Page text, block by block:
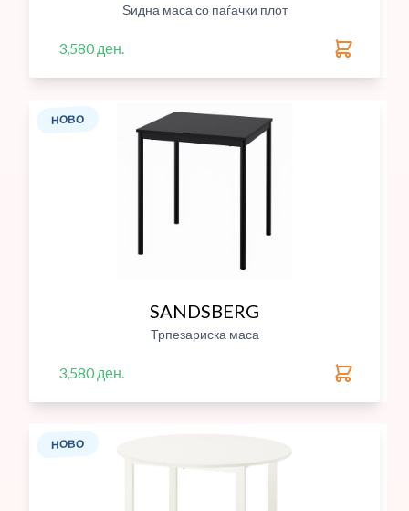
Ѕидна маса со паѓачки плот
3,580 ден.
НОВО
SANDSBERG
Трпезариска маса
3,580 ден.
НОВО